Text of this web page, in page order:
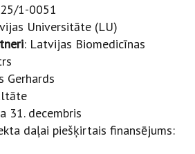
1-0051
Universitāte (LU)
: Latvijas Biomedicīnas
Gerhards
31. decembris
daļai piešķirtais finansējums: